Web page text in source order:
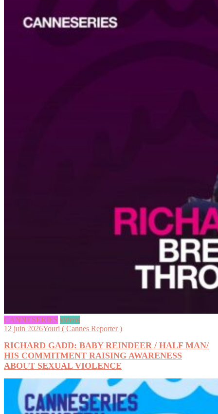
CANNESERIES videos
12 juin 2026Youri ( Cannes Reporter )
RICHARD GADD: BABY REINDEER / HALF MAN/
HIS COMMITMENT RAISING AWARENESS
ABOUT SEXUAL VIOLENCE